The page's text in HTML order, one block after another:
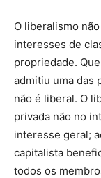
O liberalismo
interesses de
propriedade.
admitiu uma das
não é liberal. O
privada não no
interesse geral;
capitalista
todos os